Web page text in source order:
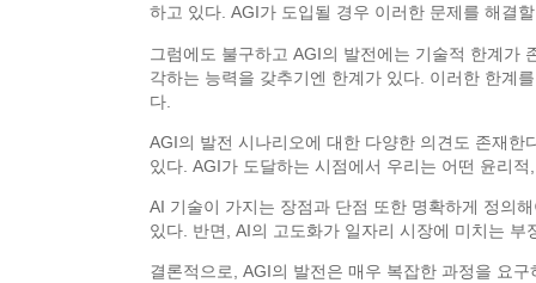
하고 있다. AGI가 도입될 경우 이러한 문제를 해결
그럼에도 불구하고 AGI의 발전에는 기술적 한계가
각하는 능력을 갖추기엔 한계가 있다. 이러한 한계
다.
AGI의 발전 시나리오에 대한 다양한 의견도 존재
있다. AGI가 도달하는 시점에서 우리는 어떤 윤리
AI 기술이 가지는 장점과 단점 또한 명확하게 정의
있다. 반면, AI의 고도화가 일자리 시장에 미치는
결론적으로, AGI의 발전은 매우 복잡한 과정을 요